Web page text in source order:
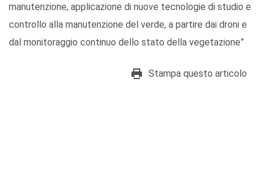
manutenzione, applicazione di nuove tecnologie di studio e
controllo alla manutenzione del verde, a partire dai droni e
dal monitoraggio continuo dello stato della vegetazione”
Stampa questo articolo